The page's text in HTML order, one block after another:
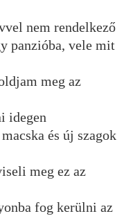
nem rendelkező
panzióba, vele mit
meg az
idegen
és új szagok
meg ez az
fog kerülni az